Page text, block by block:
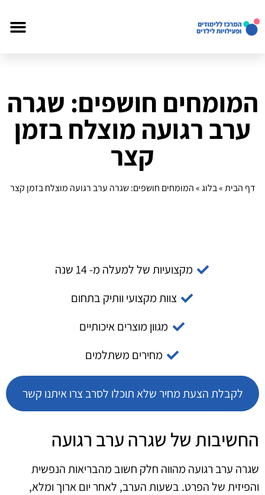
המומחים חושפים: שגרה
ערב רגועה מוצלח בזמן
קצר
דף הבית»בלוג»המומחים חושפים: שגרה ערב רגועה מוצלח בזמן קצר
מקצועיות של למעלה מ- 14 שנה
צוות מקצועי וותיק בתחום
מגוון מוצרים איכותיים
מחירים משתלמים
לקבלת הצעת מחיר שלא תוכלו לסרב צרו איתנו קשר
החשיבות של שגרה ערב רגועה
שגרה ערב רגועה מהווה חלק חשוב מהבריאות הנפשית
והפיזית של הפרט. בשעות הערב, לאחר יום ארוך ומלא,